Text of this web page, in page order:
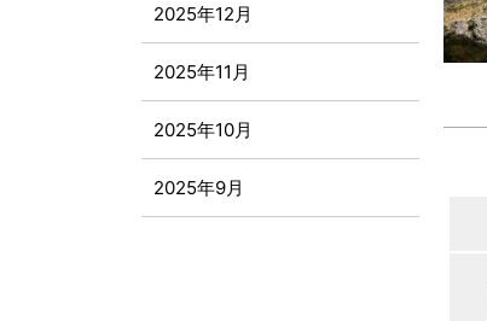
2025年12月
2025年11月
2025年10月
2025年9月